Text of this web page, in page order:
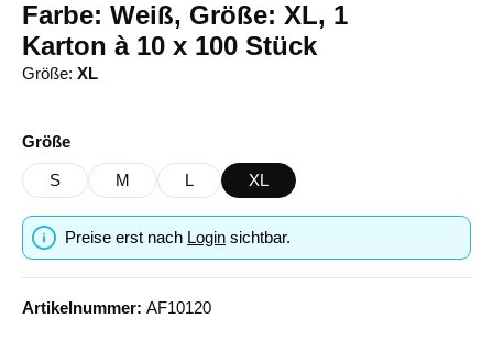
Farbe: Weiß, Größe: XL, 1
Karton à 10 x 100 Stück
Größe: XL
Größeauswählen
S M L XL
Preise erst nach Login sichtbar.
Artikelnummer: AF10120